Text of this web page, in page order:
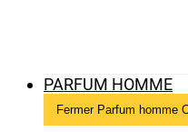
PARFUM HOMME
Fermer Parfum homme